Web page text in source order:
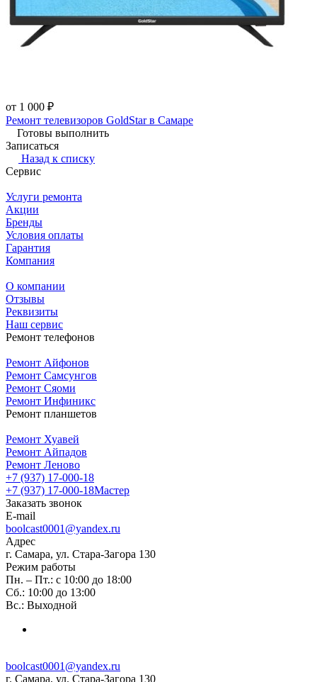
от 1 000 ₽
Ремонт телевизоров GoldStar в Самаре
Готовы выполнить
Записаться
Назад к списку
Сервис
Услуги ремонта
Акции
Бренды
Условия оплаты
Гарантия
Компания
О компании
Отзывы
Реквизиты
Наш сервис
Ремонт телефонов
Ремонт Айфонов
Ремонт Самсунгов
Ремонт Сяоми
Ремонт Инфиникс
Ремонт планшетов
Ремонт Хуавей
Ремонт Айпадов
Ремонт Леново
+7 (937) 17-000-18
+7 (937) 17-000-18Мастер
Заказать звонок
E-mail
boolcast0001@yandex.ru
Адрес
г. Самара, ул. Стара-Загора 130
Режим работы
Пн. – Пт.: с 10:00 до 18:00
Сб.: 10:00 до 13:00
Вс.: Выходной
boolcast0001@yandex.ru
г. Самара, ул. Стара-Загора 130